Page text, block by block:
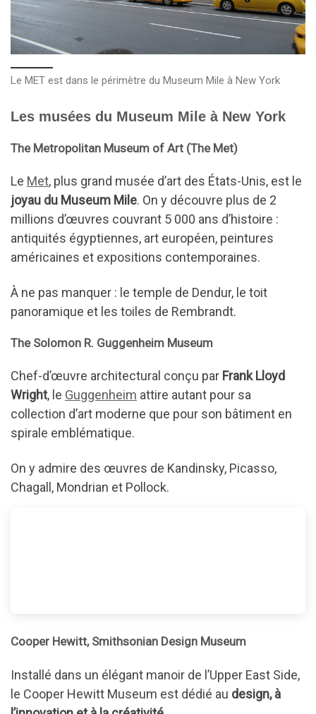
Le MET est dans le périmètre du Museum Mile à New York
Les musées du Museum Mile à New York
The Metropolitan Museum of Art (The Met)
Le Met, plus grand musée d’art des États-Unis, est le
joyau du Museum Mile. On y découvre plus de 2
millions d’œuvres couvrant 5 000 ans d’histoire :
antiquités égyptiennes, art européen, peintures
américaines et expositions contemporaines.
À ne pas manquer : le temple de Dendur, le toit
panoramique et les toiles de Rembrandt.
The Solomon R. Guggenheim Museum
Chef-d’œuvre architectural conçu par Frank Lloyd
Wright, le Guggenheim attire autant pour sa
collection d’art moderne que pour son bâtiment en
spirale emblématique.
On y admire des œuvres de Kandinsky, Picasso,
Chagall, Mondrian et Pollock.
Cooper Hewitt, Smithsonian Design Museum
Installé dans un élégant manoir de l’Upper East Side,
le Cooper Hewitt Museum est dédié au design, à